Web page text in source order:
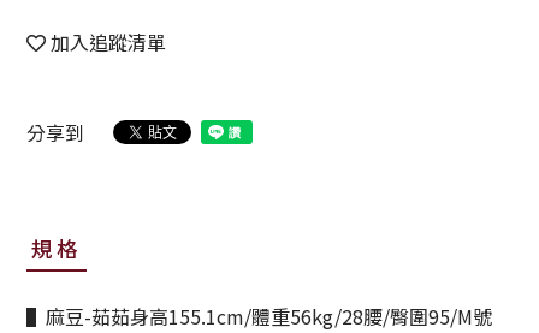
加入追蹤清單
分享到
規格
▌麻豆-茹茹身高155.1cm/體重56kg/28腰/臀圍95/M號